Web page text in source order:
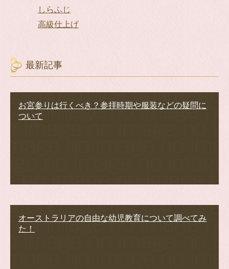
しらふじ
高級仕上げ
最新記事
お宮参りは行くべき？参拝時期や服装などの疑問に
ついて
オーストラリアの自由な幼児教育について調べてみ
た！